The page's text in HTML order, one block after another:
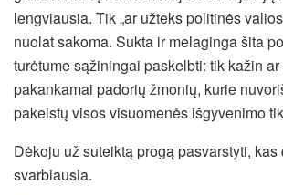
lengviausia. Tik „ar užteks politinės
nuolat sakoma. Sukta ir melaginga šita
turėtume sąžiningai paskelbti: tik kažin
pakankamai padorių žmonių, kurie
pakeistų visos visuomenės išgyvenimo
Dėkoju už suteiktą progą pasvarstyti, kas
svarbiausia.